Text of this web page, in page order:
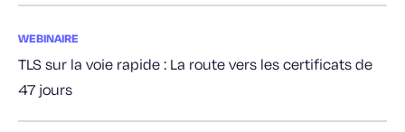
WEBINAIRE
TLS sur la voie rapide : La route vers les certificats de
47 jours